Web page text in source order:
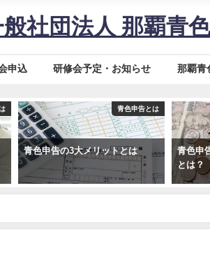
般社団法人 那覇青
申込 研修会予定・お知らせ 那覇青
青色申告とは
青色申告の3大メリットとは
青色申
とは？